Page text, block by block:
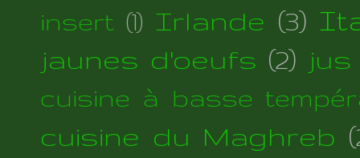
insert (1) Irlande (3)
jaunes d'oeufs (2)
cuisine à basse
cuisine du Maghreb